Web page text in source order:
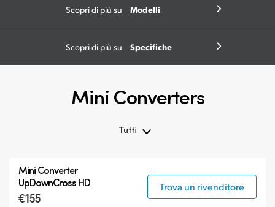
Scopri di più su Modelli
Scopri di più su Specifiche
Mini Converters
Tutti
3G-SDI Mini Converters
6G-SDI Mini Converters
Mini Converter
UpDownCross HD
€155
Trova un rivenditore